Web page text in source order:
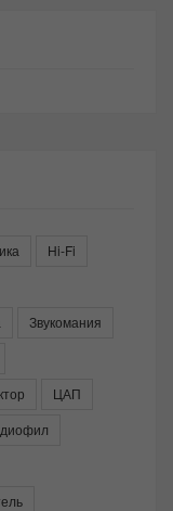
Hi-Fi
Звукомания
ЦАП